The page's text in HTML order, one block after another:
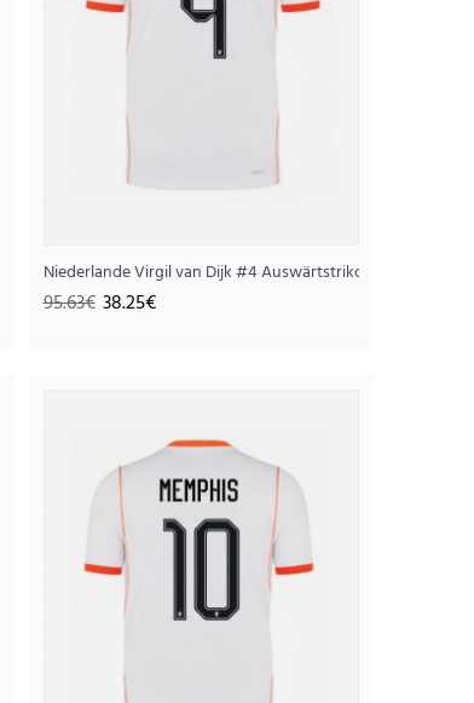
Langarm
2026 Langarm
2026 Kurzarm
Niederlande Virgil van Dijk #4 Auswärtstrikot WM 2026
95.63€ 38.25€